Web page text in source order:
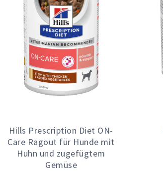
Hills Prescription Diet ON-
Care Ragout für Hunde mit
Huhn und zugefügtem
Gemüse